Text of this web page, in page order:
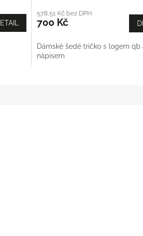
578,51 Kč bez DPH
700 Kč
Dámské šedé tričko s logem qb
nápisem